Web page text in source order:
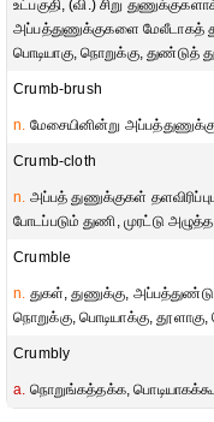
உட்பகுதி, (வி.) சிறு
அப்பத்துணுக்குகளை மேலீடாகத்
பொடியாகு, நொறுக்கு, துண்டுத்
Crumb-brush
n. மேசையினின்று
Crumb-cloth
n. அப்பத் துணுக்குகள்
போடப்படும் துணி, முரட்டு
Crumble
n. துகள், துணுக்கு,
நொறுக்கு, பொடியாக்கு, தூளாகு,
Crumbly
a. நொறுங்கத்தக்க,